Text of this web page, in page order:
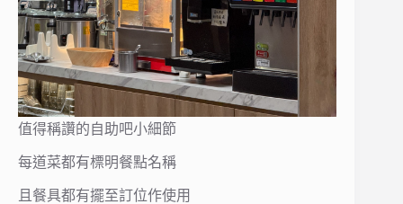
值得稱讚的自助吧小細節
每道菜都有標明餐點名稱
且餐具都有擺至訂位作使用